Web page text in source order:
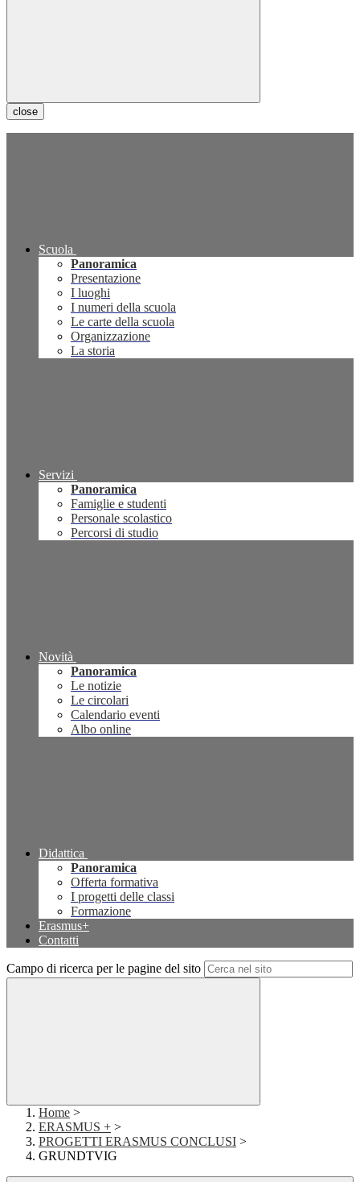
close
Scuola
Panoramica
Presentazione
I luoghi
I numeri della scuola
Le carte della scuola
Organizzazione
La storia
Servizi
Panoramica
Famiglie e studenti
Personale scolastico
Percorsi di studio
Novità
Panoramica
Le notizie
Le circolari
Calendario eventi
Albo online
Didattica
Panoramica
Offerta formativa
I progetti delle classi
Formazione
Erasmus+
Contatti
Campo di ricerca per le pagine del sito
Home >
ERASMUS + >
PROGETTI ERASMUS CONCLUSI >
GRUNDTVIG